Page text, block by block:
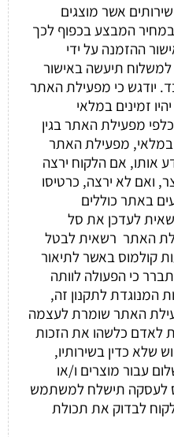
אשר מוצגים
המבצע בכפוף לכך
ההזמנה על ידי
למשלוח תיעשה באישור
יודגש כי מפעילת האתר
זמינים במלאי
מפעילת האתר בגין
במלאי, מפעילת האתר
אותו, אם הלקוח ירצה
ואם לא ירצה, כרטיסו
באתר כוללים
לעדכן את סל
האתר רשאית לבטל
קולמוס באשר לתיאור
כי הפעולה לוותה
המנוגדת לתקנון זה,
האתר שומרת לעצמה
לאדם כלשהו את הזכות
שלא כדין בשירותיו,
עבור מוצרים ו/או
לעסקה תישלח למשתמש
לבדוק את תכולת